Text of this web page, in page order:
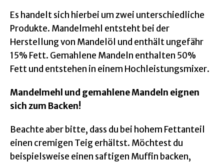
Es handelt sich hierbei um zwei unterschiedliche
Produkte. Mandelmehl entsteht bei der
Herstellung von Mandelöl und enthält ungefähr
15% Fett. Gemahlene Mandeln enthalten 50%
Fett und entstehen in einem Hochleistungsmixer.
Mandelmehl und gemahlene Mandeln eignen
sich zum Backen!
Beachte aber bitte, dass du bei hohem Fettanteil
einen cremigen Teig erhältst. Möchtest du
beispielsweise einen saftigen Muffin backen,